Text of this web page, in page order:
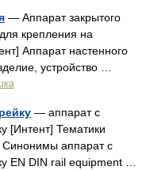
— Аппарат закрытого
крепления на
Аппарат настенного
устройство …
— аппарат с
[Интент] Тематики
Синонимы аппарат с
EN DIN rail equipment …